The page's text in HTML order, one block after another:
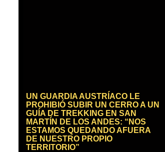
UN GUARDIA AUSTRÍACO LE
PROHIBIÓ SUBIR UN CERRO A UN
GUÍA DE TREKKING EN SAN
MARTÍN DE LOS ANDES: “NOS
ESTAMOS QUEDANDO AFUERA
DE NUESTRO PROPIO
TERRITORIO”